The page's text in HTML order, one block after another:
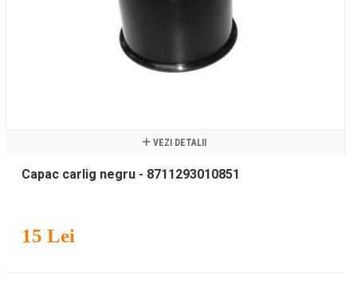
VEZI DETALII
Capac carlig negru - 8711293010851
15 Lei